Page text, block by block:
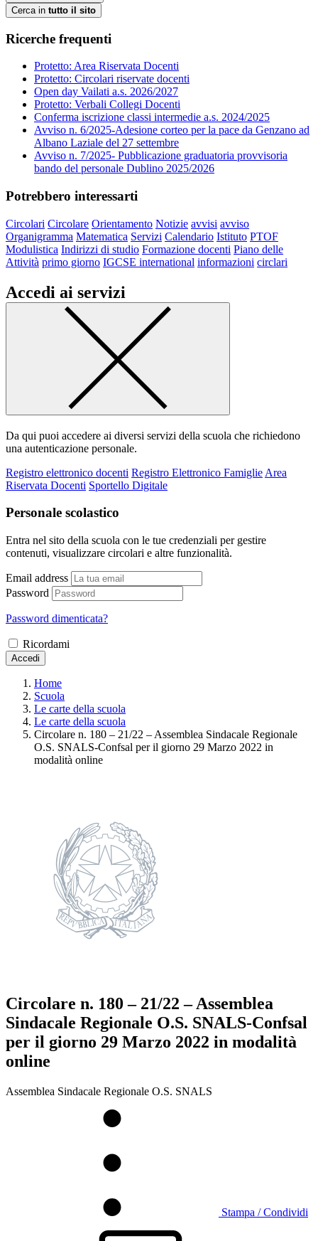
Cerca in tutto il sito
Ricerche frequenti
Protetto: Area Riservata Docenti
Protetto: Circolari riservate docenti
Open day Vailati a.s. 2026/2027
Protetto: Verbali Collegi Docenti
Conferma iscrizione classi intermedie a.s. 2024/2025
Avviso n. 6/2025-Adesione corteo per la pace da Genzano ad
Albano Laziale del 27 settembre
Avviso n. 7/2025- Pubblicazione graduatoria provvisoria
bando del personale Dublino 2025/2026
Potrebbero interessarti
Circolari Circolare Orientamento Notizie avvisi avviso
Organigramma Matematica Servizi Calendario Istituto PTOF
Modulistica Indirizzi di studio Formazione docenti Piano delle
Attività primo giorno IGCSE international informazioni circlari
Accedi ai servizi
Da qui puoi accedere ai diversi servizi della scuola che richiedono
una autenticazione personale.
Registro elettronico docenti Registro Elettronico Famiglie Area
Riservata Docenti Sportello Digitale
Personale scolastico
Entra nel sito della scuola con le tue credenziali per gestire
contenuti, visualizzare circolari e altre funzionalità.
Email address
Password
Password dimenticata?
Ricordami
Accedi
Home
Scuola
Le carte della scuola
Le carte della scuola
Circolare n. 180 – 21/22 – Assemblea Sindacale Regionale
O.S. SNALS-Confsal per il giorno 29 Marzo 2022 in
modalità online
Circolare n. 180 – 21/22 – Assemblea
Sindacale Regionale O.S. SNALS-Confsal
per il giorno 29 Marzo 2022 in modalità
online
Assemblea Sindacale Regionale O.S. SNALS
Stampa / Condividi